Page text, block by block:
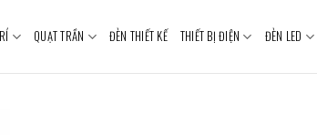
QUẠT TRẦN ĐÈN THIẾT KẾ THIẾT BỊ ĐIỆN ĐÈN LED